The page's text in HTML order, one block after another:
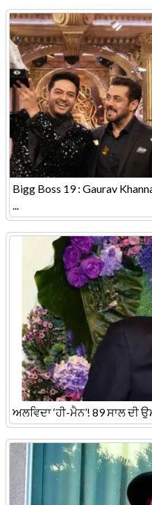
Bigg Boss 19 : Gaurav
...
ਅਲਵਿਦਾ ‘ਹੀ-ਮੈਨ’! 89 ਸਾਲ ਦੀ